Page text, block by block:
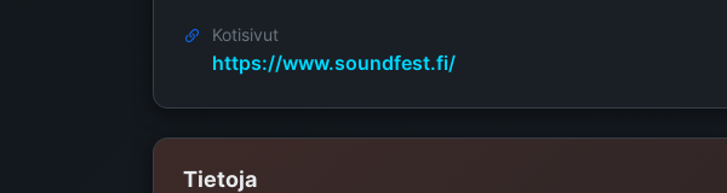
Kotisivut
https://www.soundfest.fi/
Tietoja